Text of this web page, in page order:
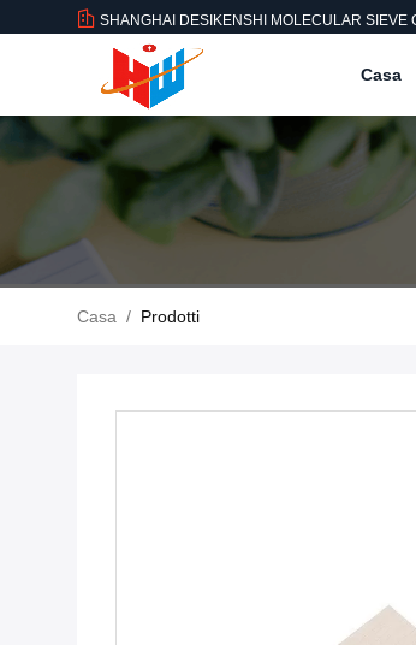
SHANGHAI DESIKENSHI MOLECULAR SIEVE
Casa
Casa / Prodotti